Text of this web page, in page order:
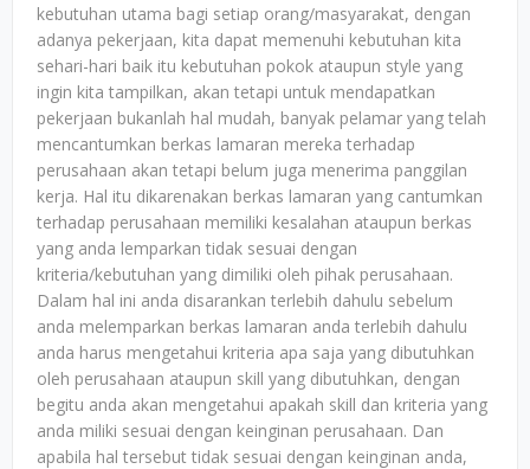
kebutuhan utama bagi setiap orang/masyarakat, dengan
adanya pekerjaan, kita dapat memenuhi kebutuhan kita
sehari-hari baik itu kebutuhan pokok ataupun style yang
ingin kita tampilkan, akan tetapi untuk mendapatkan
pekerjaan bukanlah hal mudah, banyak pelamar yang telah
mencantumkan berkas lamaran mereka terhadap
perusahaan akan tetapi belum juga menerima panggilan
kerja. Hal itu dikarenakan berkas lamaran yang cantumkan
terhadap perusahaan memiliki kesalahan ataupun berkas
yang anda lemparkan tidak sesuai dengan
kriteria/kebutuhan yang dimiliki oleh pihak perusahaan.
Dalam hal ini anda disarankan terlebih dahulu sebelum
anda melemparkan berkas lamaran anda terlebih dahulu
anda harus mengetahui kriteria apa saja yang dibutuhkan
oleh perusahaan ataupun skill yang dibutuhkan, dengan
begitu anda akan mengetahui apakah skill dan kriteria yang
anda miliki sesuai dengan keinginan perusahaan. Dan
apabila hal tersebut tidak sesuai dengan keinginan anda,